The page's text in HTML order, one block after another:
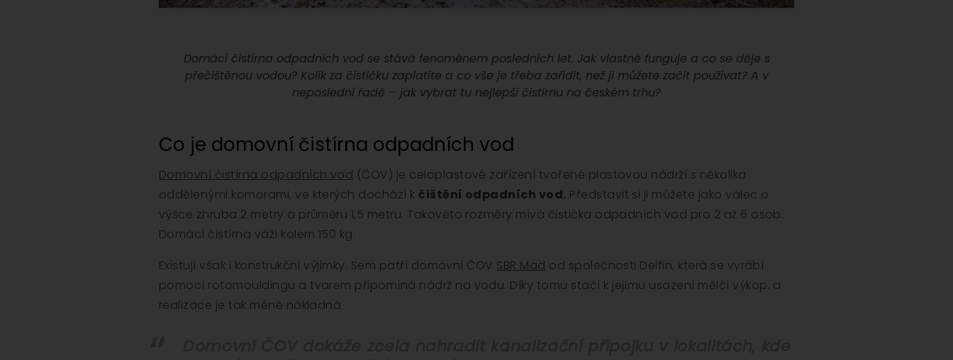
Domácí čistírna odpadních vod se stává fenoménem posledních let. Jak vlastně funguje a co se děje s
přečištěnou vodou? Kolik za čističku zaplatíte a co vše je třeba zařídit, než ji můžete začít používat? A v
neposlední řadě – jak vybrat tu nejlepší čistírnu na českém trhu?
Co je domovní čistírna odpadních vod
Domovní čistírna odpadních vod (ČOV) je celoplastové zařízení tvořené plastovou nádrží s několika
oddělenými komorami, ve kterých dochází k čištění odpadních vod. Představit si ji můžete jako válec o
výšce zhruba 2 metry a průměru 1,5 metru. Takovéto rozměry mívá čistička odpadních vod pro 2 až 6 osob.
Domácí čistírna váží kolem 150 kg.
Existují však i konstrukční výjimky. Sem patří domovní ČOV SBR Mad od společnosti Delfin, která se vyrábí
pomocí rotomouldingu a tvarem připomíná nádrž na vodu. Díky tomu stačí k jejímu usazení mělčí výkop, a
realizace je tak méně nákladná.